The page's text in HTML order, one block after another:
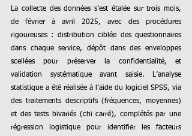
La collecte des données s’est étalée sur trois mois,
de février à avril 2025, avec des procédures
rigoureuses : distribution ciblée des questionnaires
dans chaque service, dépôt dans des enveloppes
scellées pour préserver la confidentialité, et
validation systématique avant saisie. L’analyse
statistique a été réalisée à l’aide du logiciel SPSS, via
des traitements descriptifs (fréquences, moyennes)
et des tests bivariés (chi carré), complétés par une
régression logistique pour identifier les facteurs